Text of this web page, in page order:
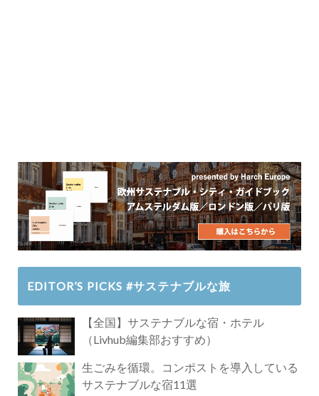
EDITOR’S PICKS #サステナブルな旅
【全国】サステナブルな宿・ホテル
（Livhub編集部おすすめ）
生ごみを循環。コンポストを導入している
サステナブルな宿11選